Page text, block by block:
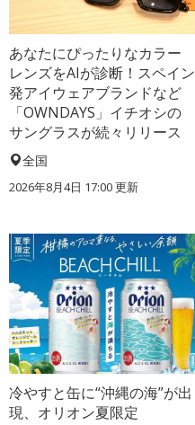
あなたにぴったりなカラー
レンズをAIが診断！スペイン
発アイウェアブランドなど
「OWNDAYS」イチオシの
サングラスが続々リリース
全国
2026年8月4日 17:00更新
冷やすと缶に“沖縄の海”が出
現、オリオン夏限定